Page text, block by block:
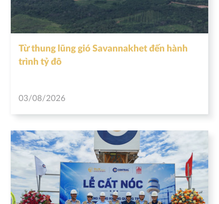
Từ thung lũng gió Savannakhet đến hành
trình tỷ đô
03/08/2026